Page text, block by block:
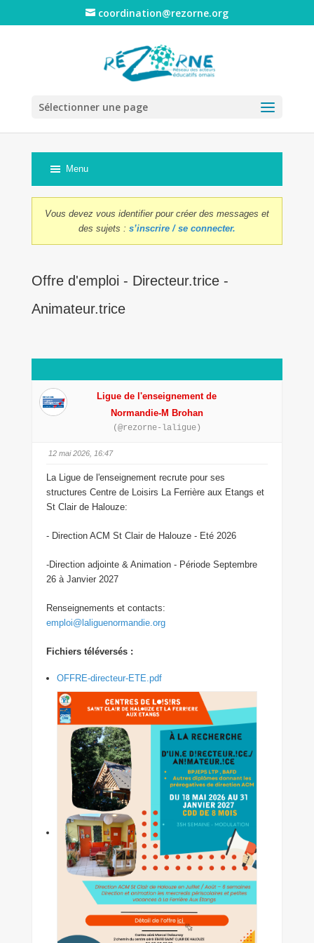
coordination@rezorne.org
Sélectionner une page
Menu
forum
Vous devez vous identifier pour créer des messages et
des sujets : s’inscrire / se connecter.
Offre d'emploi - Directeur.trice -
Animateur.trice
Ligue de l'enseignement de
Normandie-M Brohan
(@rezorne-laligue)
12 mai 2026, 16:47
La Ligue de l'enseignement recrute pour ses
structures Centre de Loisirs La Ferrière aux Etangs et
St Clair de Halouze:
- Direction ACM St Clair de Halouze - Eté 2026
-Direction adjointe & Animation - Période Septembre
26 à Janvier 2027
Renseignements et contacts:
emploi@laliguenormandie.org
Fichiers téléversés :
OFFRE-directeur-ETE.pdf